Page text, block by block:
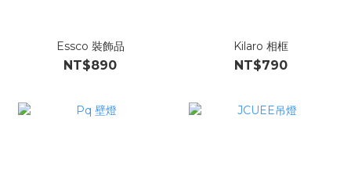
Essco 裝飾品
NT$890
Kilaro 相框
NT$790